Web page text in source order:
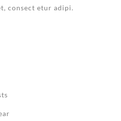
consect etur adipi.